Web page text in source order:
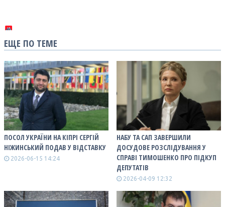
ЕЩЕ ПО ТЕМЕ
ПОСОЛ УКРАЇНИ НА КІПРІ СЕРГІЙ
НІЖИНСЬКИЙ ПОДАВ У ВІДСТАВКУ
2026-06-15 14:24
НАБУ ТА САП ЗАВЕРШИЛИ
ДОСУДОВЕ РОЗСЛІДУВАННЯ У
СПРАВІ ТИМОШЕНКО ПРО ПІДКУП
ДЕПУТАТІВ
2026-04-09 12:32